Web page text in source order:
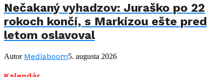
Nečakaný vyhadzov: Juraško po 22
rokoch končí, s Markízou ešte pred
letom oslavoval
Autor Mediaboom5. augusta 2026